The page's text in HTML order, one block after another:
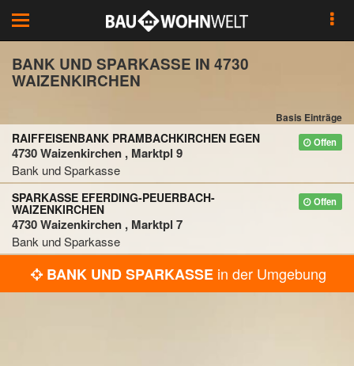
Toggle
navigation
BANK UND SPARKASSE IN 4730
WAIZENKIRCHEN
Basis Einträge
Offen
RAIFFEISENBANK PRAMBACHKIRCHEN EGEN
4730 Waizenkirchen , Marktpl 9
Bank und Sparkasse
Offen
SPARKASSE EFERDING-PEUERBACH-
WAIZENKIRCHEN
4730 Waizenkirchen , Marktpl 7
Bank und Sparkasse
BANK UND SPARKASSE in der Umgebung